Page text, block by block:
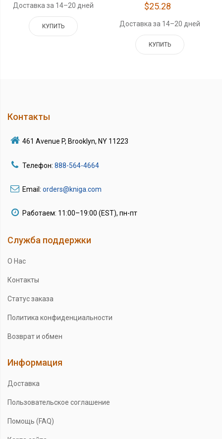
Доставка за 14–20 дней
КУПИТЬ
$25.28
Доставка за 14–20 дней
КУПИТЬ
Контакты
461 Avenue P, Brooklyn, NY 11223
Телефон: 888-564-4664
Email: orders@kniga.com
Работаем: 11:00–19:00 (EST), пн-пт
Служба поддержки
О Нас
Контакты
Статус заказа
Политика конфиденциальности
Возврат и обмен
Информация
Доставка
Пользовательское соглашение
Помощь (FAQ)